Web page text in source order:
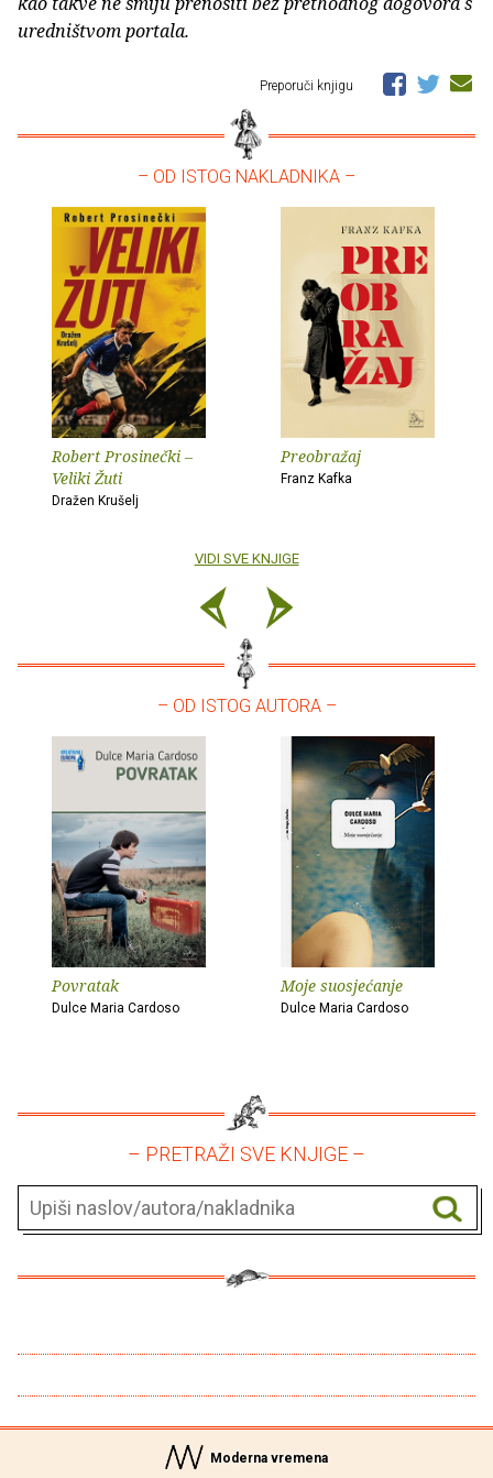
uredništvom portala.
Preporuči knjigu
– OD ISTOG NAKLADNIKA –
Robert Prosinečki –
Veliki Žuti
Dražen Krušelj
Preobražaj
Franz Kafka
VIDI SVE KNJIGE
– OD ISTOG AUTORA –
Povratak
Dulce Maria Cardoso
Moje suosjećanje
Dulce Maria Cardoso
– PRETRAŽI SVE KNJIGE –
Moderna vremena